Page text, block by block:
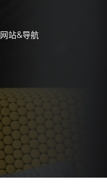
网站&导航